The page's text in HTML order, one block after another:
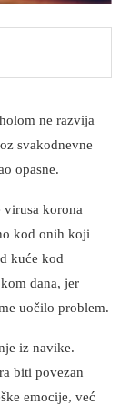
ne razvija
svakodnevne
opasne.
korona
kod onih koji
kuće kod
dana, jer
uočilo problem.
iz navike.
biti povezan
emocije, već